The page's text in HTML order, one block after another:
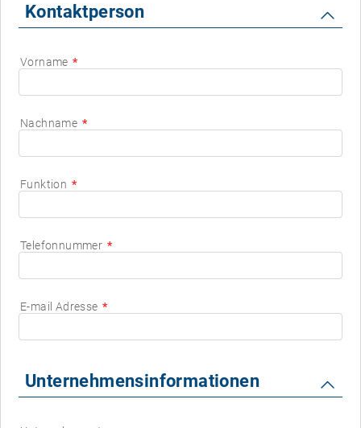
Kontaktperson
Vorname
Nachname
Funktion
Telefonnummer
E-mail Adresse
Unternehmensinformationen